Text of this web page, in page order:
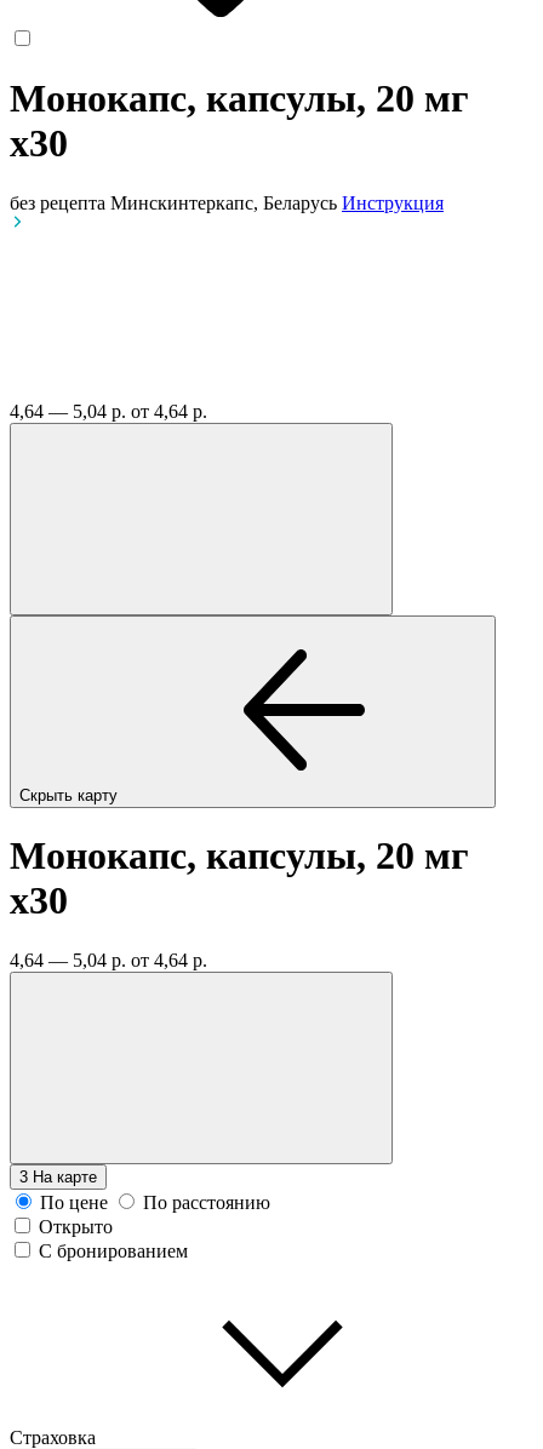
Монокапс, капсулы, 20 мг
x30
без рецепта Минскинтеркапс, Беларусь Инструкция
4,64 — 5,04 р. от 4,64 р.
Скрыть карту
Монокапс, капсулы, 20 мг
x30
4,64 — 5,04 р. от 4,64 р.
3 На карте
По цене
По расстоянию
Открыто
С бронированием
Страховка